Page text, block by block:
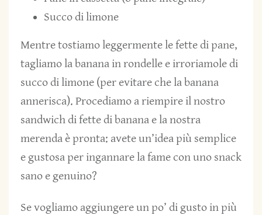
Succo di limone
Mentre tostiamo leggermente le fette di pane,
tagliamo la banana in rondelle e irroriamole di
succo di limone (per evitare che la banana
annerisca). Procediamo a riempire il nostro
sandwich di fette di banana e la nostra
merenda è pronta: avete un’idea più semplice
e gustosa per ingannare la fame con uno snack
sano e genuino?
Se vogliamo aggiungere un po’ di gusto in più